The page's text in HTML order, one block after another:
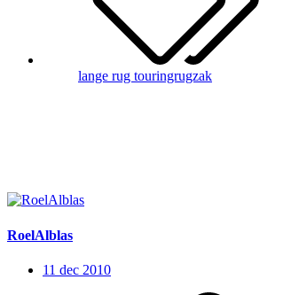
lange rug touringrugzak
RoelAlblas
11 dec 2010